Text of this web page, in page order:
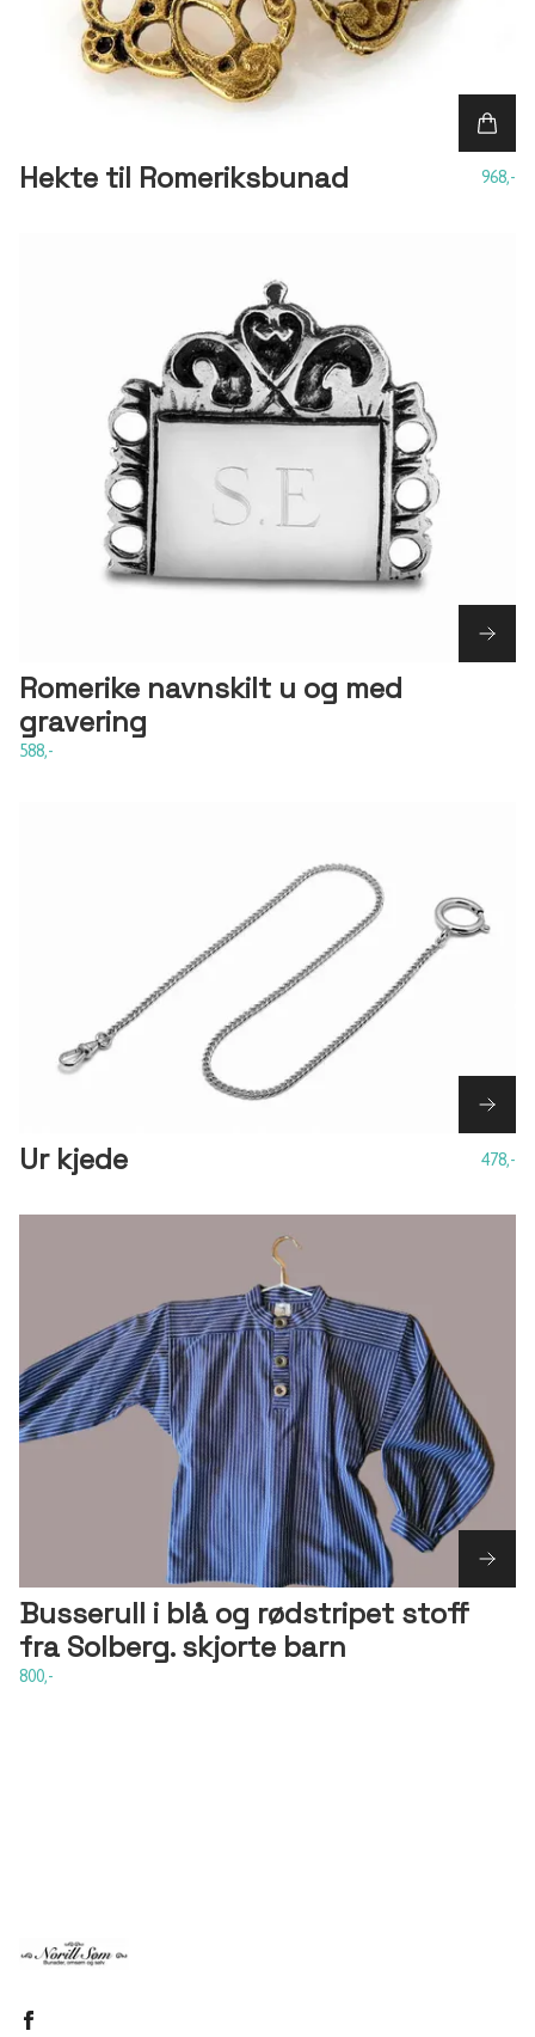
Hekte til Romeriksbunad 968,-
Romerike navnskilt u og med
gravering
588,-
Ur kjede 478,-
Busserull i blå og rødstripet stoff
fra Solberg. skjorte barn
800,-